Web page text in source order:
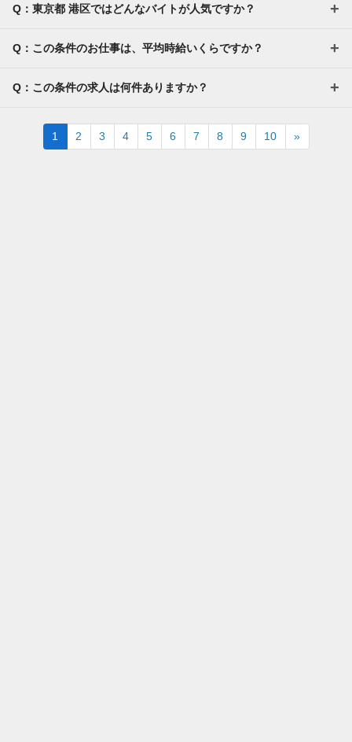
Q：東京都 港区ではどんなバイトが人気ですか？
Q：この条件のお仕事は、平均時給いくらですか？
Q：この条件の求人は何件ありますか？
1 2 3 4 5 6 7 8 9 10 »Next